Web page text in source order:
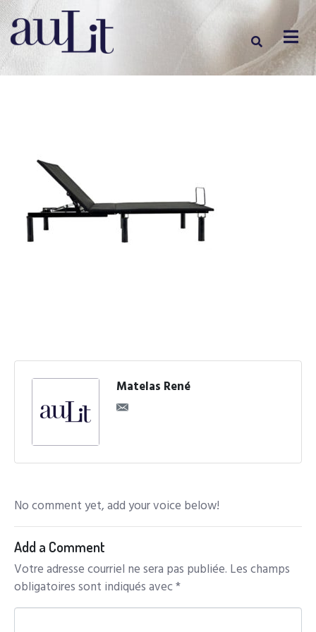
Matelas René
No comment yet, add your voice below!
Add a Comment
Votre adresse courriel ne sera pas publiée. Les champs
obligatoires sont indiqués avec*
C